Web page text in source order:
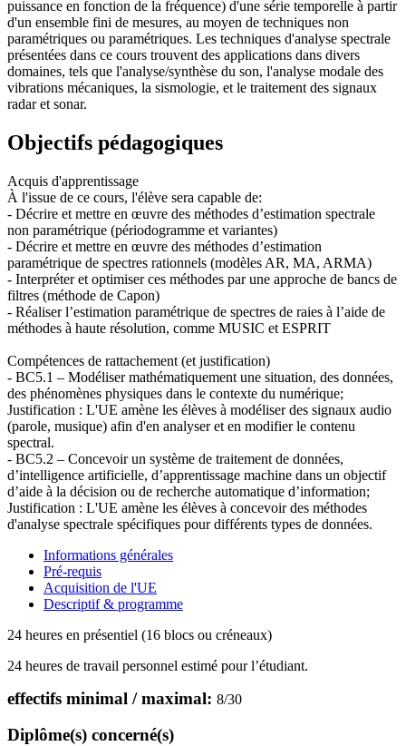
puissance en fonction de la fréquence) d'une série temporelle à partir
d'un ensemble fini de mesures, au moyen de techniques non
paramétriques ou paramétriques. Les techniques d'analyse spectrale
présentées dans ce cours trouvent des applications dans divers
domaines, tels que l'analyse/synthèse du son, l'analyse modale des
vibrations mécaniques, la sismologie, et le traitement des signaux
radar et sonar.
Objectifs pédagogiques
Acquis d'apprentissage
À l'issue de ce cours, l'élève sera capable de:
- Décrire et mettre en œuvre des méthodes d’estimation spectrale
non paramétrique (périodogramme et variantes)
- Décrire et mettre en œuvre des méthodes d’estimation
paramétrique de spectres rationnels (modèles AR, MA, ARMA)
- Interpréter et optimiser ces méthodes par une approche de bancs de
filtres (méthode de Capon)
- Réaliser l’estimation paramétrique de spectres de raies à l’aide de
méthodes à haute résolution, comme MUSIC et ESPRIT
Compétences de rattachement (et justification)
- BC5.1 – Modéliser mathématiquement une situation, des données,
des phénomènes physiques dans le contexte du numérique;
Justification : L'UE amène les élèves à modéliser des signaux audio
(parole, musique) afin d'en analyser et en modifier le contenu
spectral.
- BC5.2 – Concevoir un système de traitement de données,
d’intelligence artificielle, d’apprentissage machine dans un objectif
d’aide à la décision ou de recherche automatique d’information;
Justification : L'UE amène les élèves à concevoir des méthodes
d'analyse spectrale spécifiques pour différents types de données.
Informations générales
Pré-requis
Acquisition de l'UE
Descriptif & programme
24 heures en présentiel (16 blocs ou créneaux)
24 heures de travail personnel estimé pour l’étudiant.
effectifs minimal / maximal: 8/30
Diplôme(s) concerné(s)